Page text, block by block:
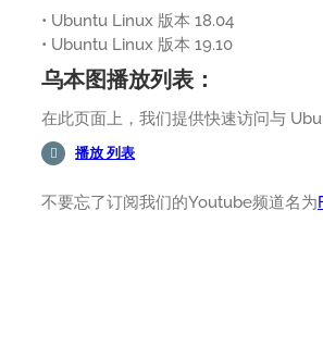
• Ubuntu Linux 版本 18.04
• Ubuntu Linux 版本 19.10
乌本图播放列表：
在此页面上，我们提供快速访问与
播放 列表
不要忘了订阅我们的Youtube频道名为